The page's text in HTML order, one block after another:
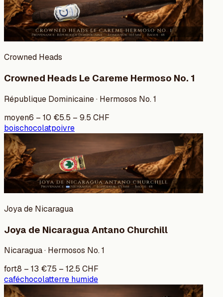
Crowned Heads
Crowned Heads Le Careme Hermoso No. 1
République Dominicaine · Hermosos No. 1
moyen6 – 10 €5.5 – 9.5 CHF
boischocolatpoivre
Joya de Nicaragua
Joya de Nicaragua Antano Churchill
Nicaragua · Hermosos No. 1
fort8 – 13 €7.5 – 12.5 CHF
caféchocolatterre humide